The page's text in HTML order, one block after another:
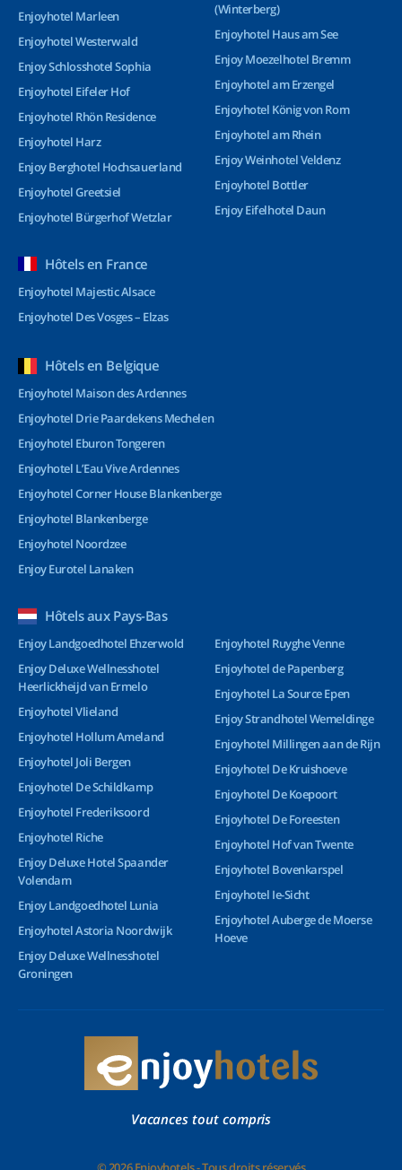
Enjoyhotel Marleen
Enjoyhotel Westerwald
Enjoy Schlosshotel Sophia
Enjoyhotel Eifeler Hof
Enjoyhotel Rhön Residence
Enjoyhotel Harz
Enjoy Berghotel Hochsauerland
Enjoyhotel Greetsiel
Enjoyhotel Bürgerhof Wetzlar
(Winterberg)
Enjoyhotel Haus am See
Enjoy Moezelhotel Bremm
Enjoyhotel am Erzengel
Enjoyhotel König von Rom
Enjoyhotel am Rhein
Enjoy Weinhotel Veldenz
Enjoyhotel Bottler
Enjoy Eifelhotel Daun
Hôtels en France
Enjoyhotel Majestic Alsace
Enjoyhotel Des Vosges – Elzas
Hôtels en Belgique
Enjoyhotel Maison des Ardennes
Enjoyhotel Drie Paardekens Mechelen
Enjoyhotel Eburon Tongeren
Enjoyhotel L’Eau Vive Ardennes
Enjoyhotel Corner House Blankenberge
Enjoyhotel Blankenberge
Enjoyhotel Noordzee
Enjoy Eurotel Lanaken
Hôtels aux Pays-Bas
Enjoy Landgoedhotel Ehzerwold
Enjoy Deluxe Wellnesshotel
Heerlickheijd van Ermelo
Enjoyhotel Vlieland
Enjoyhotel Hollum Ameland
Enjoyhotel Joli Bergen
Enjoyhotel De Schildkamp
Enjoyhotel Frederiksoord
Enjoyhotel Riche
Enjoy Deluxe Hotel Spaander
Volendam
Enjoy Landgoedhotel Lunia
Enjoyhotel Astoria Noordwijk
Enjoy Deluxe Wellnesshotel
Groningen
Enjoyhotel Ruyghe Venne
Enjoyhotel de Papenberg
Enjoyhotel La Source Epen
Enjoy Strandhotel Wemeldinge
Enjoyhotel Millingen aan de Rijn
Enjoyhotel De Kruishoeve
Enjoyhotel De Koepoort
Enjoyhotel De Foreesten
Enjoyhotel Hof van Twente
Enjoyhotel Bovenkarspel
Enjoyhotel Ie-Sicht
Enjoyhotel Auberge de Moerse
Hoeve
Vacances tout compris